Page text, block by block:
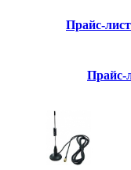
Прайс-
Прайс-